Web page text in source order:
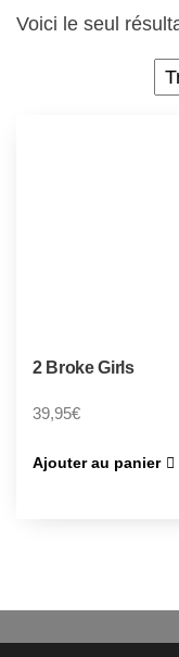
Voici le seul
2 Broke Girls
39,95€
Ajouter au panier